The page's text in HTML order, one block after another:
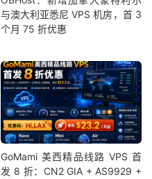
与澳大利亚悉尼 VPS 机房，首 3
个月 75 折优惠
GoMami 美西精品线路 VPS 首
发 8 折：CN2 GIA + AS9929 +